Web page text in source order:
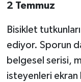
2 Temmuz
Bisiklet
ediyor. Sporun
belgesel serisi,
isteyenleri ekran